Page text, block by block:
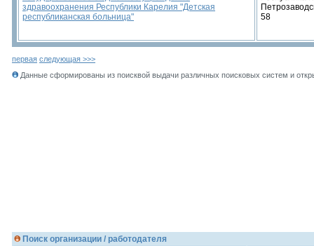
здравоохранения Республики Карелия "Детская
республиканская больница"
58
первая следующая >>>
Данные сформированы из поисквой выдачи различных поисковых систем и
Поиск организации / работодателя